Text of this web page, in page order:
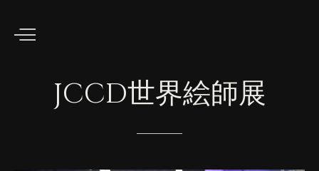
JCCD世界絵師展